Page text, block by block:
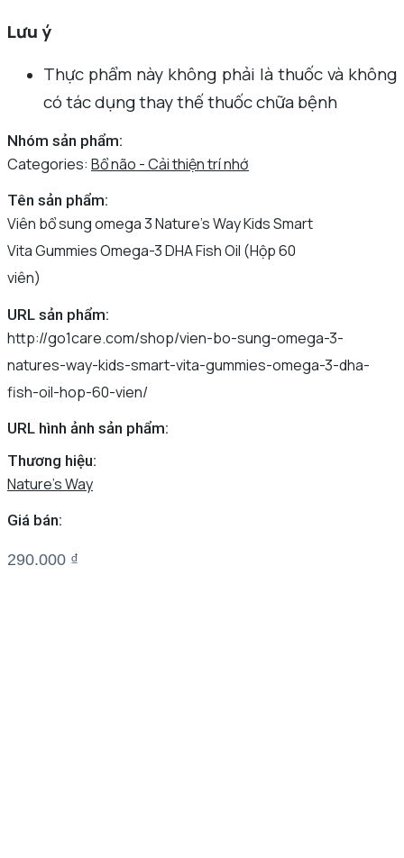
Lưu ý
Thực phẩm này không phải là thuốc và không
có tác dụng thay thế thuốc chữa bệnh
Nhóm sản phẩm:
Categories: Bổ não - Cải thiện trí nhớ
Tên sản phẩm:
Viên bổ sung omega 3 Nature’s Way Kids Smart
Vita Gummies Omega-3 DHA Fish Oil (Hộp 60
viên)
URL sản phẩm:
http://go1care.com/shop/vien-bo-sung-omega-3-
natures-way-kids-smart-vita-gummies-omega-3-dha-
fish-oil-hop-60-vien/
URL hình ảnh sản phẩm:
Thương hiệu:
Nature's Way
Giá bán:
290.000 ₫